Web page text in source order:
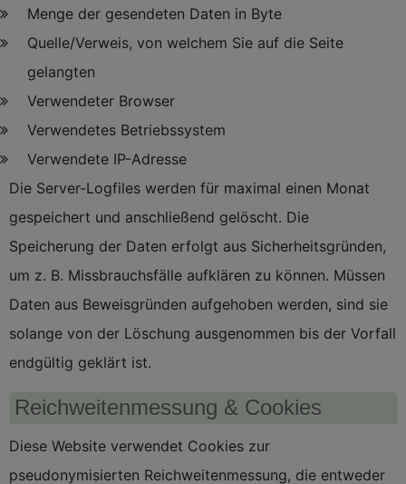
Menge der gesendeten Daten in Byte
Quelle/Verweis, von welchem Sie auf die Seite
gelangten
Verwendeter Browser
Verwendetes Betriebssystem
Verwendete IP-Adresse
Die Server-Logfiles werden für maximal einen Monat
gespeichert und anschließend gelöscht. Die
Speicherung der Daten erfolgt aus Sicherheitsgründen,
um z. B. Missbrauchsfälle aufklären zu können. Müssen
Daten aus Beweisgründen aufgehoben werden, sind sie
solange von der Löschung ausgenommen bis der Vorfall
endgültig geklärt ist.
Reichweitenmessung & Cookies
Diese Website verwendet Cookies zur
pseudonymisierten Reichweitenmessung, die entweder